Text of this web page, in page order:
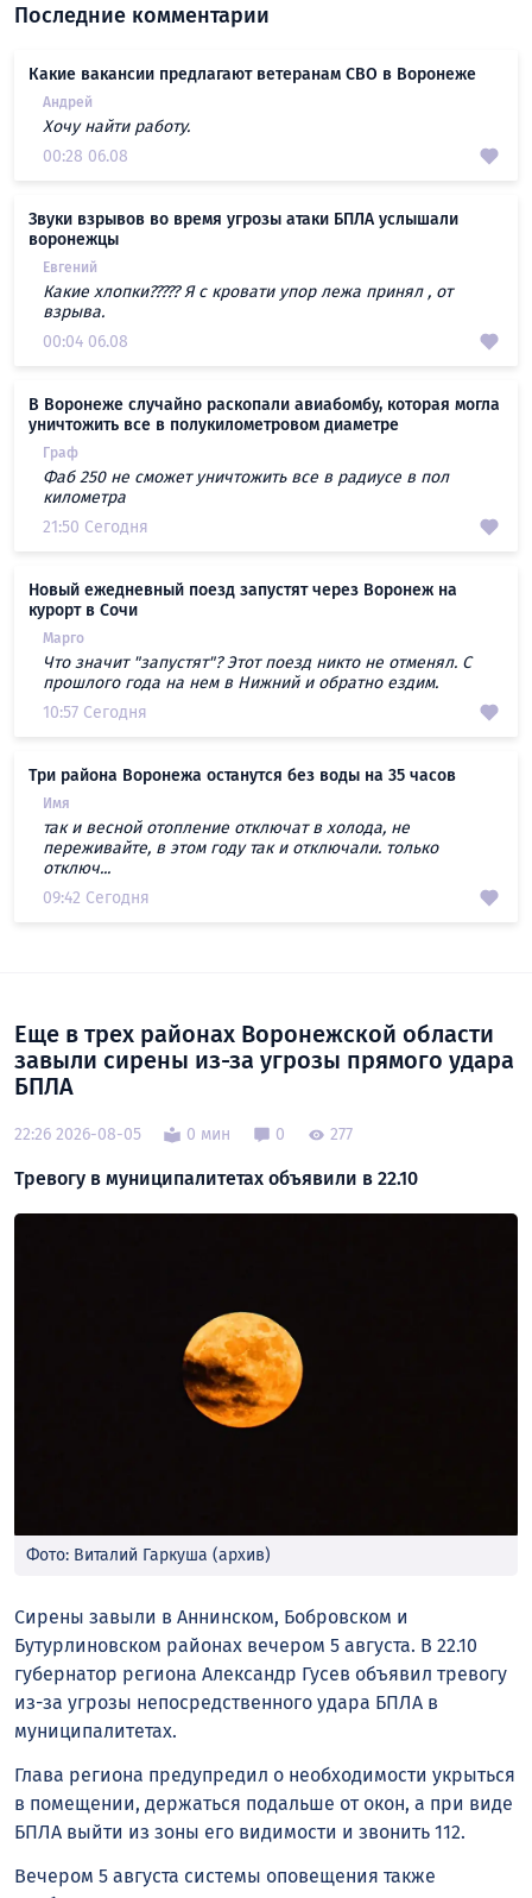
Последние комментарии
Какие вакансии предлагают ветеранам СВО в Воронеже
Андрей
Хочу найти работу.
00:28 06.08
Звуки взрывов во время угрозы атаки БПЛА услышали
воронежцы
Евгений
Какие хлопки????? Я с кровати упор лежа принял , от
взрыва.
00:04 06.08
В Воронеже случайно раскопали авиабомбу, которая могла
уничтожить все в полукилометровом диаметре
Граф
Фаб 250 не сможет уничтожить все в радиусе в пол
километра
21:50 Сегодня
Новый ежедневный поезд запустят через Воронеж на
курорт в Сочи
Марго
Что значит "запустят"? Этот поезд никто не отменял. С
прошлого года на нем в Нижний и обратно ездим.
10:57 Сегодня
Три района Воронежа останутся без воды на 35 часов
Имя
так и весной отопление отключат в холода, не
переживайте, в этом году так и отключали. только
отключ...
09:42 Сегодня
Еще в трех районах Воронежской области
завыли сирены из-за угрозы прямого удара
БПЛА
22:26 2026-08-05 0 мин 0 277
Тревогу в муниципалитетах объявили в 22.10
Фото: Виталий Гаркуша (архив)
Сирены завыли в Аннинском, Бобровском и
Бутурлиновском районах вечером 5 августа. В 22.10
губернатор региона Александр Гусев объявил тревогу
из-за угрозы непосредственного удара БПЛА в
муниципалитетах.
Глава региона предупредил о необходимости укрыться
в помещении, держаться подальше от окон, а при виде
БПЛА выйти из зоны его видимости и звонить 112.
Вечером 5 августа системы оповещения также